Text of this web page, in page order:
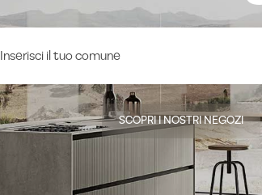
SCOPRI I NOSTRI NEGOZI